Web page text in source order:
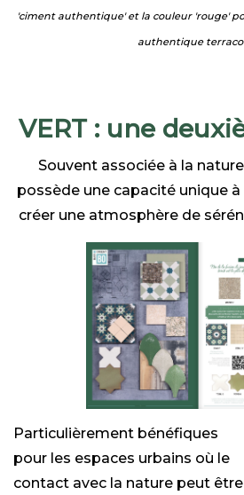
'ciment authentique' et la couleur 'rouge'
authentique
VERT : une
Souvent associée à la
possède une capacité unique
créer une atmosphère de
Particulièrement bénéfiques
pour les espaces urbains où le
contact avec la nature peut être